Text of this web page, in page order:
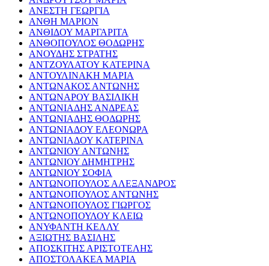
ΑΝΕΣΤΗ ΓΕΩΡΓΙΑ
ΑΝΘΗ ΜΑΡΙΟΝ
ΑΝΘΙΔΟΥ ΜΑΡΓΑΡΙΤΑ
ΑΝΘΟΠΟΥΛΟΣ ΘΟΔΩΡΗΣ
ΑΝΟΥΔΗΣ ΣΤΡΑΤΗΣ
ΑΝΤΖΟΥΛΑΤΟΥ ΚΑΤΕΡΙΝΑ
ΑΝΤΟΥΛΙΝΑΚΗ ΜΑΡΙΑ
ΑΝΤΩΝΑΚΟΣ ΑΝΤΩΝΗΣ
ΑΝΤΩΝΑΡΟΥ ΒΑΣΙΛΙΚΗ
ΑΝΤΩΝΙΑΔΗΣ ΑΝΔΡΕΑΣ
ΑΝΤΩΝΙΑΔΗΣ ΘΟΔΩΡΗΣ
ΑΝΤΩΝΙΑΔΟΥ ΕΛΕΟΝΩΡΑ
ΑΝΤΩΝΙΑΔΟΥ ΚΑΤΕΡΙΝΑ
ΑΝΤΩΝΙΟΥ ΑΝΤΩΝΗΣ
ΑΝΤΩΝΙΟΥ ΔΗΜΗΤΡΗΣ
ΑΝΤΩΝΙΟΥ ΣΟΦΙΑ
ΑΝΤΩΝΟΠΟΥΛΟΣ ΑΛΕΞΑΝΔΡΟΣ
ΑΝΤΩΝΟΠΟΥΛΟΣ ΑΝΤΩΝΗΣ
ΑΝΤΩΝΟΠΟΥΛΟΣ ΓΙΩΡΓΟΣ
ΑΝΤΩΝΟΠΟΥΛΟΥ ΚΛΕΙΩ
ΑΝΥΦΑΝΤΗ ΚΕΛΛΥ
ΑΞΙΩΤΗΣ ΒΑΣΙΛΗΣ
ΑΠΟΣΚΙΤΗΣ ΑΡΙΣΤΟΤΕΛΗΣ
ΑΠΟΣΤΟΛΑΚΕΑ ΜΑΡΙΑ